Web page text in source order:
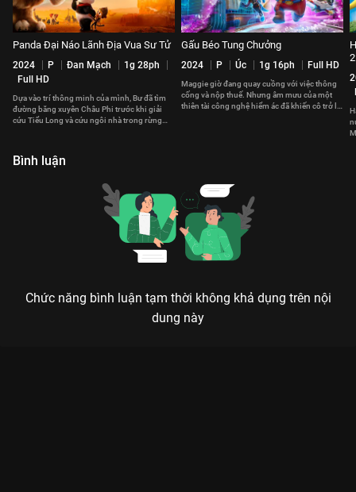
Panda Đại Náo Lãnh Địa Vua Sư Tử
2024 P Đan Mạch
1g 28ph
Full HD
Dựa vào trí thông minh của mình, Bư đã tìm
đường băng xuyên Châu Phi trước khi giải
cứu Tiểu Long và cứu ngôi nhà trong rừng
Gấu Béo Tung Chưởng
2024 P Úc 1g 16ph Full HD
Maggie giờ đang quay cuồng với việc thông
cống và nộp thuế. Nhưng âm mưu của một
thiên tài công nghệ hiểm ác đã khiến cô trở lại
Bình luận
Chức năng bình luận tạm thời không khả dụng trên nội
dung này